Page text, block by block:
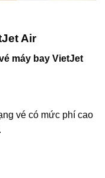
Air
máy bay VietJet
vé có mức phí cao